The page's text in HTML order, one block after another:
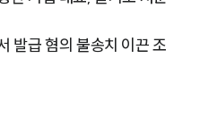
발급 혐의 불송치 이끈 조